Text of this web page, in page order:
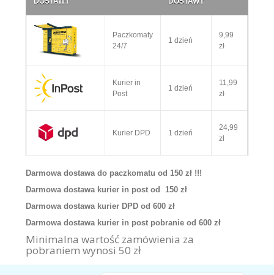
Paczkomaty
24/7
1 dzień
9,99
zł
Kurier in
Post
1 dzień
11,99
zł
Kurier DPD 1 dzień
24,99
zł
Darmowa dostawa do paczkomatu od 150 zł !!!
Darmowa dostawa kurier in post od 150 zł
Darmowa dostawa kurier DPD od 600 zł
Darmowa dostawa kurier in post pobranie od 600 zł
Minimalna wartość zamówienia za
pobraniem wynosi 50 zł